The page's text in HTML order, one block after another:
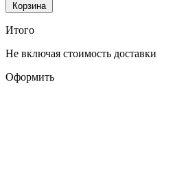
Корзина
Итого
Не включая стоимость доставки
Оформить